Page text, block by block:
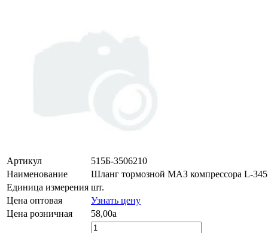
Артикул
515Б-3506210
Наименование
Шланг тормозной МАЗ компрессора L-
Единица измерения шт.
Цена оптовая
Узнать цену
Цена розничная
58,00a